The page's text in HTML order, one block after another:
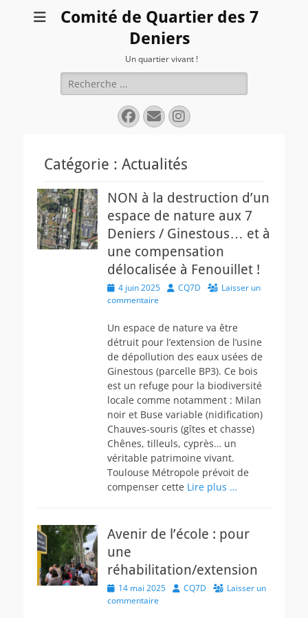
Comité de Quartier des 7
Deniers
Un quartier vivant !
Rechercher :
Facebook
E-
mail
Instagram
Catégorie : Actualités
NON à la destruction d’un
espace de nature aux 7
Deniers / Ginestous… et à
une compensation
délocalisée à Fenouillet !
Posted
on
4 juin 2025 Author
CQ7D
Laisser un
commentaire
Un espace de nature va être
détruit pour l’extension de l’usine
de dépollution des eaux usées de
Ginestous (parcelle BP3). Ce bois
est un refuge pour la biodiversité
locale comme notamment : Milan
noir et Buse variable (nidification)
Chauves-souris (gîtes et chasse)
Chênes, tilleuls, cyprès… un
véritable patrimoine vivant.
Toulouse Métropole prévoit de
compenser cette Lire plus …
Avenir de l’école : pour
une
réhabilitation/extension
Posted
on
14 mai 2025 Author
CQ7D
Laisser un
commentaire